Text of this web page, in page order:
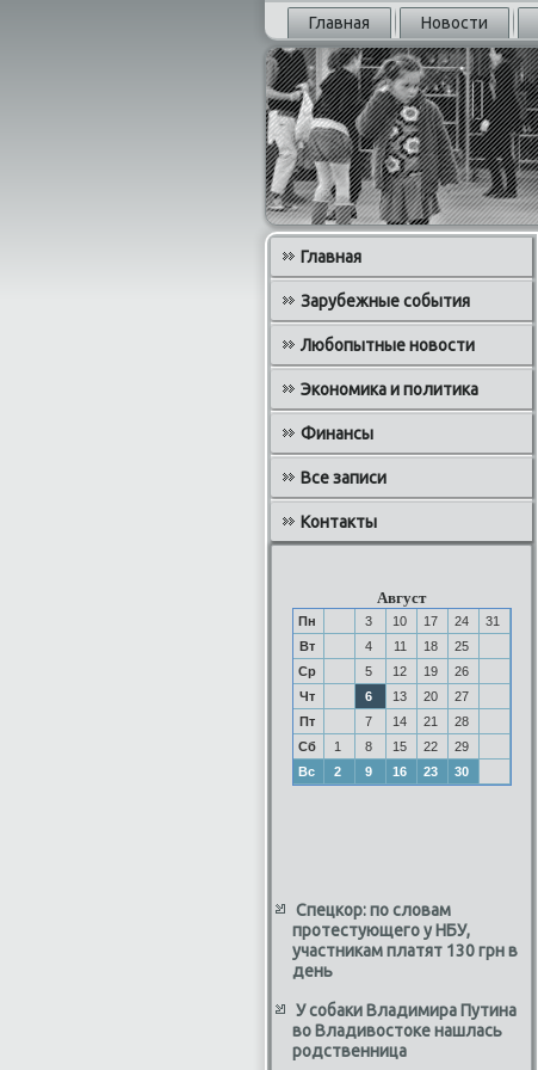
Главная Новости
Главная
Зарубежные события
Любопытные новости
Экономика и политика
Финансы
Все записи
Контакты
Август
Пн 3 10 17 24
31
Вт
4 11 18
25
Ср
5 12 19
26
Чт
6 13 20
27
Пт
7 14 21
28
Сб
1 8 15 22
29
Вс
2 9 16 23 30
Спецкор: по словам
протестующего у НБУ,
участникам платят 130 грн в
день
У собаки Владимира Путина
во Владивостоке нашлась
родственница